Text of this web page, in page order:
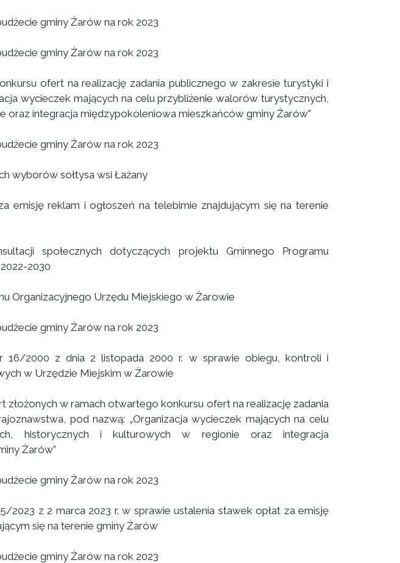
gminy Żarów na rok 2023
gminy Żarów na rok 2023
ofert na realizację zadania publicznego w zakresie turystyki i
wycieczek mających na celu przybliżenie walorów turystycznych,
oraz integracja międzypokoleniowa mieszkańców gminy Żarów"
gminy Żarów na rok 2023
wyborów sołtysa wsi Łażany
emisję reklam i ogłoszeń na telebimie znajdującym się na terenie
społecznych dotyczących projektu Gminnego Programu
2030
Organizacyjnego Urzędu Miejskiego w Żarowie
gminy Żarów na rok 2023
16/2000 z dnia 2 listopada 2000 r. w sprawie obiegu, kontroli i
w Urzędzie Miejskim w Żarowie
złożonych w ramach otwartego konkursu ofert na realizację zadania
pod nazwą: „Organizacja wycieczek mających na celu
historycznych i kulturowych w regionie oraz integracja
Żarów”
gminy Żarów na rok 2023
2023 z 2 marca 2023 r. w sprawie ustalenia stawek opłat za emisję
się na terenie gminy Żarów
gminy Żarów na rok 2023